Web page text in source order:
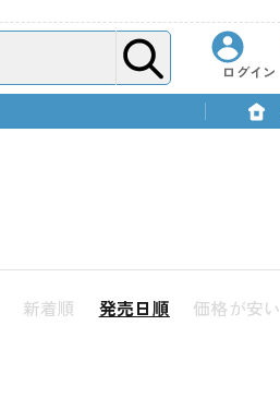
ログイン
新着順 発売日順 価格が安い